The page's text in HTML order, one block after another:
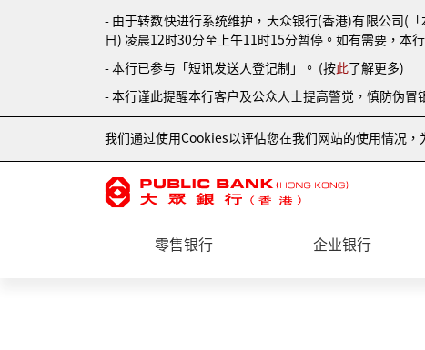
- 由于转数快进行系统维护，大众银行(香港)有限公司(
日) 凌晨12时30分至上午11时15分暂停。如有需要，本
- 本行已参与「短讯发送人登记制」。 (按此了解更多)
- 本行谨此提醒本行客户及公众人士提高警觉，慎防伪
我们通过使用Cookies以评估您在我们网站的使用情况
零售银行 企业银行